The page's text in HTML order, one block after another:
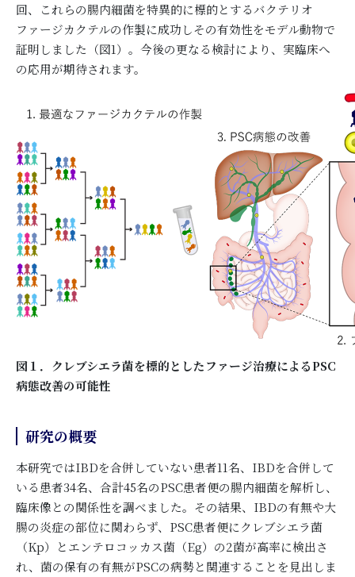
回、これらの腸内細菌を特異的に標的とするバクテリオ
ファージカクテルの作製に成功しその有効性をモデル動物で
証明しました（図1）。今後の更なる検討により、実臨床へ
の応用が期待されます。
図１．クレブシエラ菌を標的としたファージ治療によるPSC
病態改善の可能性
研究の概要
本研究ではIBDを合併していない患者11名、IBDを合併して
いる患者34名、合計45名のPSC患者便の腸内細菌を解析し、
臨床像との関係性を調べました。その結果、IBDの有無や大
腸の炎症の部位に関わらず、PSC患者便にクレブシエラ菌
（Kp）とエンテロコッカス菌（Eg）の2菌が高率に検出さ
れ、菌の保有の有無がPSCの病勢と関連することを見出しま